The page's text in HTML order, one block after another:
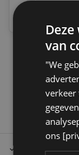
Tot 30 dagen
van
"We
verkeer
ons